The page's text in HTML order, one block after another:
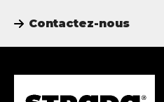
Contactez-nous